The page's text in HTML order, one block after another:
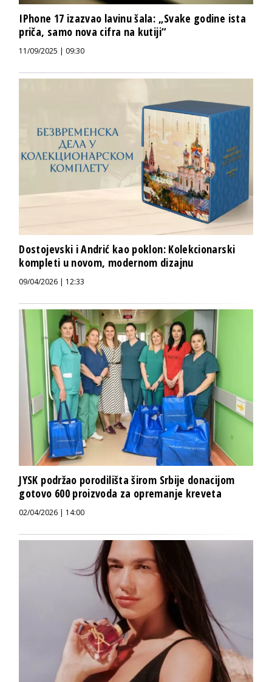
IPhone 17 izazvao lavinu šala: „Svake godine ista
priča, samo nova cifra na kutiji“
11/09/2025 | 09:30
Dostojevski i Andrić kao poklon: Kolekcionarski
kompleti u novom, modernom dizajnu
09/04/2026 | 12:33
JYSK podržao porodilišta širom Srbije donacijom
gotovo 600 proizvoda za opremanje kreveta
02/04/2026 | 14:00